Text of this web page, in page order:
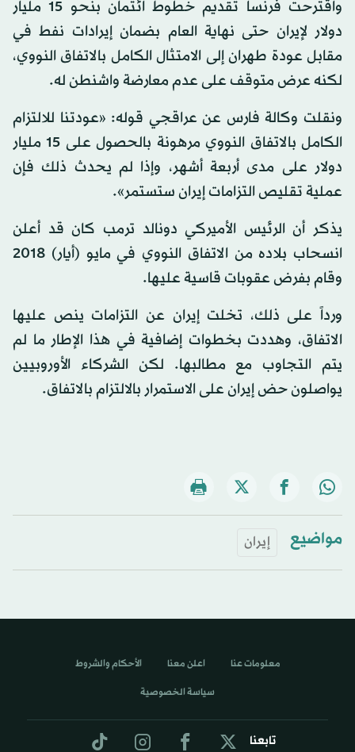
واقترحت فرنسا تقديم خطوط ائتمان بنحو 15 مليار
دولار لإيران حتى نهاية العام بضمان إيرادات نفط في
مقابل عودة طهران إلى الامتثال الكامل بالاتفاق النووي،
لكنه عرض متوقف على عدم معارضة واشنطن له.
ونقلت وكالة فارس عن عراقجي قوله: «عودتنا للالتزام
الكامل بالاتفاق النووي مرهونة بالحصول على 15 مليار
دولار على مدى أربعة أشهر، وإذا لم يحدث ذلك فإن
عملية تقليص التزامات إيران ستستمر».
يذكر أن الرئيس الأميركي دونالد ترمب كان قد أعلن
انسحاب بلاده من الاتفاق النووي في مايو (أيار) 2018
وقام بفرض عقوبات قاسية عليها.
ورداً على ذلك، تخلت إيران عن التزامات ينص عليها
الاتفاق، وهددت بخطوات إضافية في هذا الإطار ما لم
يتم التجاوب مع مطالبها. لكن الشركاء الأوروبيين
يواصلون حض إيران على الاستمرار بالالتزام بالاتفاق.
مواضيع إيران
تابعنا
معلومات عنا اعلن معنا الأحكام والشروط
سياسة الخصوصية